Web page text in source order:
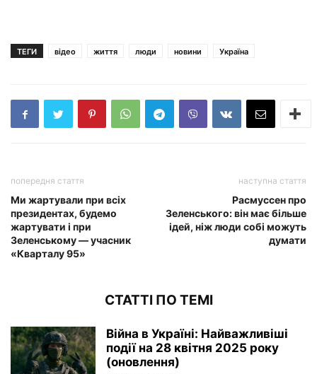
ТЕГИ відео життя люди новини Україна
попередня стаття
Ми жартували при всіх
президентах, будемо
жартувати і при
Зеленському — учасник
«Кварталу 95»
наступна стаття
Расмуссен про
Зеленського: він має більше
ідей, ніж люди собі можуть
думати
СТАТТІ ПО ТЕМІ
Війна в Україні: Найважливіші
події на 28 квітня 2025 року
(оновлення)